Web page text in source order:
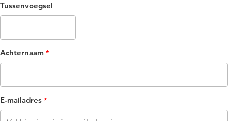
Tussenvoegsel
Achternaam
E-mailadres